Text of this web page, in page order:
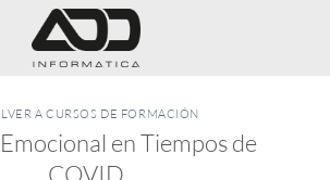
A CURSOS DE FORMACIÓN
en Tiempos de
COVID